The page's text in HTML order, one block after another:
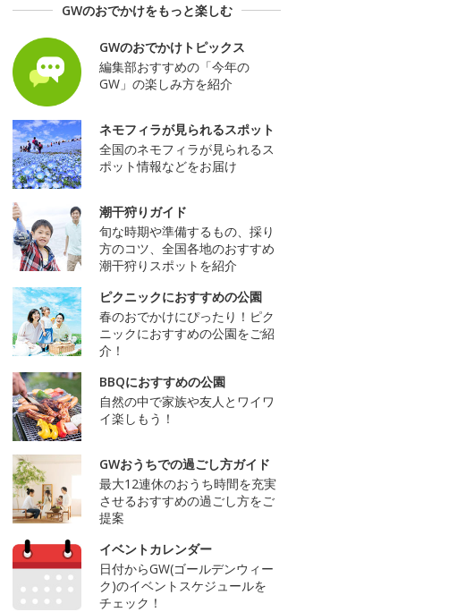
GWのおでかけをもっと楽しむ
GWのおでかけトピックス
編集部おすすめの「今年の
GW」の楽しみ方を紹介
ネモフィラが見られるスポット
全国のネモフィラが見られるス
ポット情報などをお届け
潮干狩りガイド
旬な時期や準備するもの、採り
方のコツ、全国各地のおすすめ
潮干狩りスポットを紹介
ピクニックにおすすめの公園
春のおでかけにぴったり！ピク
ニックにおすすめの公園をご紹
介！
BBQにおすすめの公園
自然の中で家族や友人とワイワ
イ楽しもう！
GWおうちでの過ごし方ガイド
最大12連休のおうち時間を充実
させるおすすめの過ごし方をご
提案
イベントカレンダー
日付からGW(ゴールデンウィー
ク)のイベントスケジュールを
チェック！